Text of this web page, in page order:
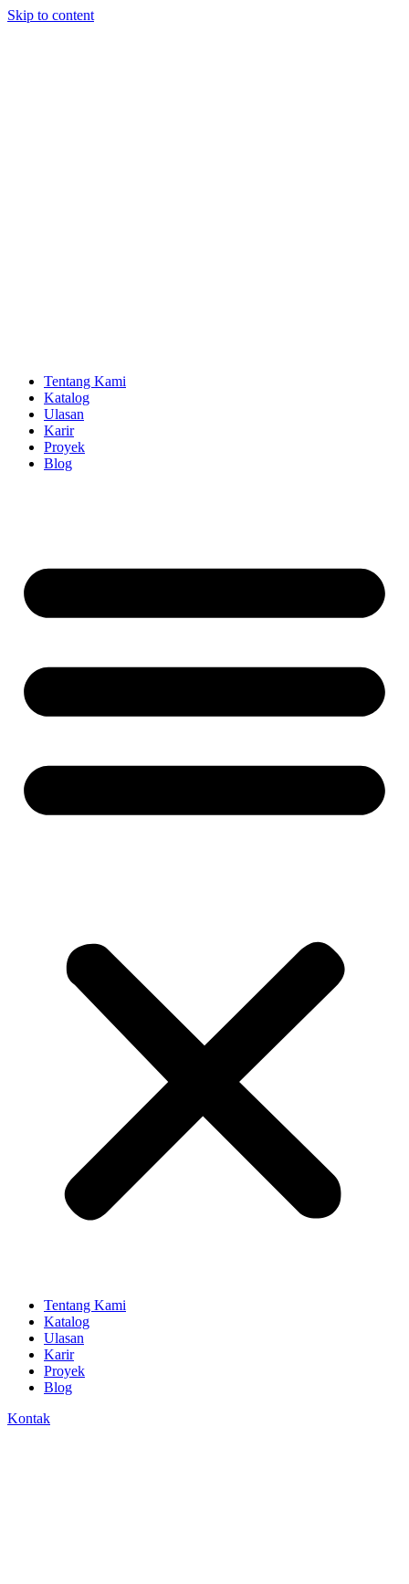
Skip to content
Tentang Kami
Katalog
Ulasan
Karir
Proyek
Blog
Tentang Kami
Katalog
Ulasan
Karir
Proyek
Blog
Kontak